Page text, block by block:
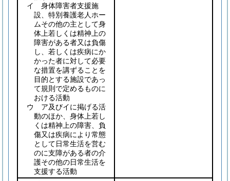
イ 身体障害者支援施
設、特別養護老人ホー
ムその他の主として身
体上若しくは精神上の
障害がある者又は負傷
し、若しくは疾病にか
かった者に対して必要
な措置を講ずることを
目的とする施設であっ
て規則で定めるものに
おける活動
ウ ア及びイに掲げる活
動のほか、身体上若し
くは精神上の障害、負
傷又は疾病により常態
として日常生活を営む
のに支障がある者の介
護その他の日常生活を
支援する活動